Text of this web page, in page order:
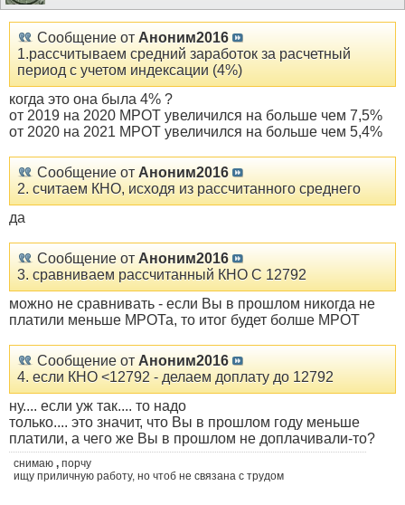
Сообщение от Аноним2016
1.рассчитываем средний заработок за расчетный
период с учетом индексации (4%)
когда это она была 4% ?
от 2019 на 2020 МРОТ увеличился на больше чем 7,5%
от 2020 на 2021 МРОТ увеличился на больше чем 5,4%
Сообщение от Аноним2016
2. считаем КНО, исходя из рассчитанного среднего
да
Сообщение от Аноним2016
3. сравниваем рассчитанный КНО С 12792
можно не сравнивать - если Вы в прошлом никогда не
платили меньше МРОТа, то итог будет болше МРОТ
Сообщение от Аноним2016
4. если КНО <12792 - делаем доплату до 12792
ну.... если уж так.... то надо
только.... это значит, что Вы в прошлом году меньше
платили, а чего же Вы в прошлом не доплачивали-то?
снимаю , порчу
ищу приличную работу, но чтоб не связана с трудом